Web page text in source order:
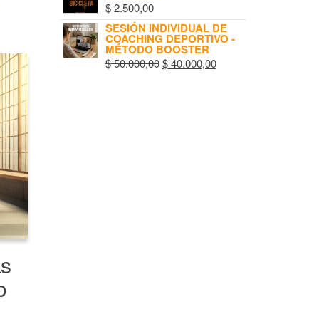
$2.500,00
SESIÓN INDIVIDUAL DE
COACHING DEPORTIVO -
MÉTODO BOOSTER
$50.000,00 $40.000,00